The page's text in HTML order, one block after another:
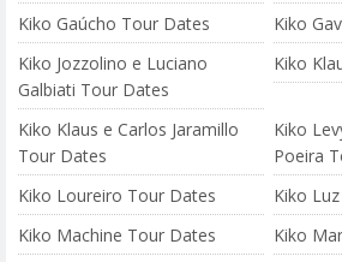
Kiko Gaúcho Tour Dates
Kiko
Kiko Jozzolino e Luciano
Galbiati Tour Dates
Kiko
Kiko Klaus e Carlos Jaramillo
Tour Dates
Kiko
Poeira
Kiko Loureiro Tour Dates
Kiko
Kiko Machine Tour Dates
Kiko